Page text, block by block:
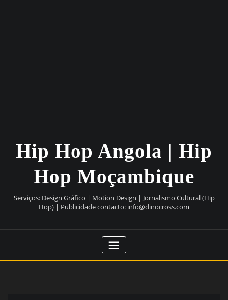
Hip Hop Angola | Hip
Hop Moçambique
Serviços: Design Gráfico | Motion Design | Jornalismo Cultural (Hip
Hop) | Publicidade contacto: info@dinocross.com